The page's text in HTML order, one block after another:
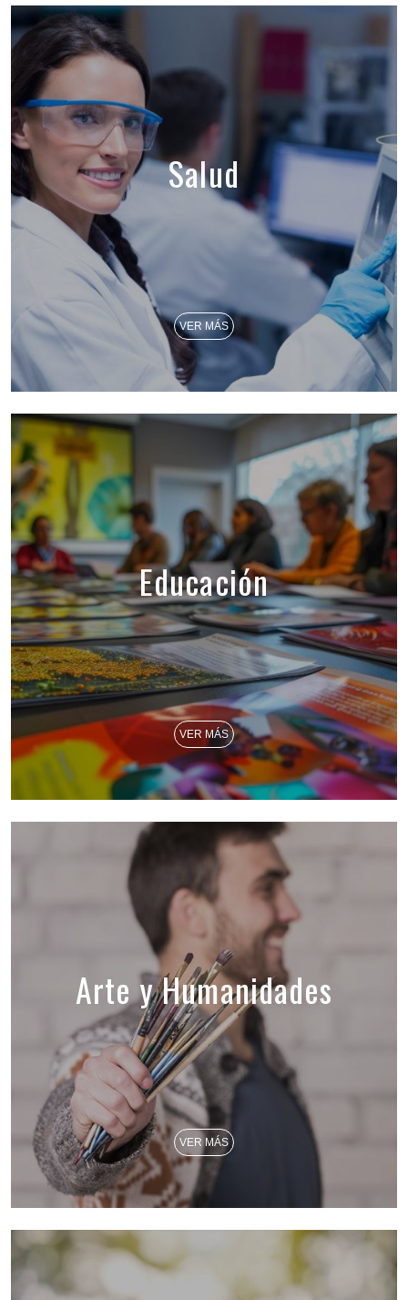
Salud
VER MÁS
Educación
VER MÁS
Arte y Humanidades
VER MÁS